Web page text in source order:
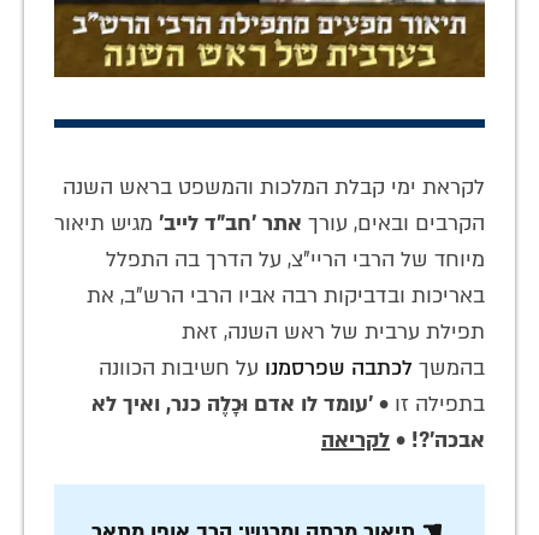
לקראת ימי קבלת המלכות והמשפט בראש השנה
הקרבים ובאים, עורך אתר 'חב"ד לייב' מגיש תיאור
מיוחד של הרבי הריי"צ, על הדרך בה התפלל
באריכות ובדביקות רבה אביו הרבי הרש"ב, את
תפילת ערבית של ראש השנה, זאת
בהמשך לכתבה שפרסמנו על חשיבות הכוונה
בתפילה זו • 'עומד לו אדם וּכָלֶה כנר, ואיך לא
אבכה'?! • לקריאה